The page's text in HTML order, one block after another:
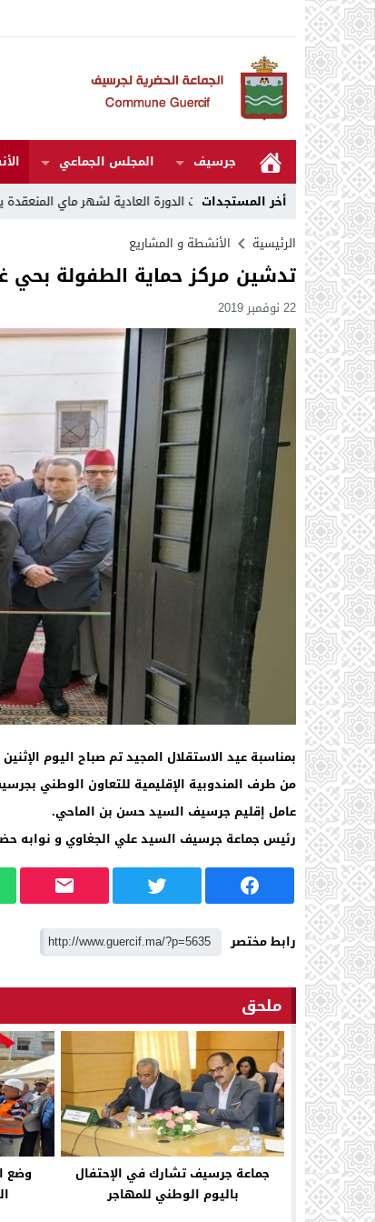
جرسيف المجلس الجماعي
أخر المستجدات
27
14:07 مقررات الدورة العادية لشهر ماي المنعقدة يوم الأربعاء 06 ماي 2026
الرئيسية
الأنشطة و المشاريع
تدشين مركز حماية الطفولة بحي
22 نوفمبر 2019
عامل إقليم جرسيف السيد حسن بن الماحي.
رئيس جماعة جرسيف السيد علي الجغاوي و نوابه
رابط مختصر
ملحق
جماعة جرسيف تشارك في الإحتفال
باليوم الوطني للمهاجر
وضع